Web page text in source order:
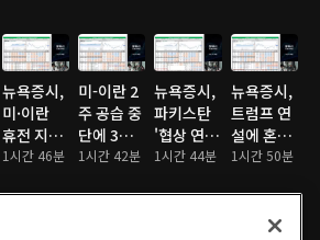
고치 경신
라
3.34%↑
뉴욕증시,
미·이란
휴전 지속
기대감에
스닥
1시간 46분
미-이란 2
주 공습 중
단에 3대
지수 일제
우
1시간 42분
뉴욕증시,
파키스탄
'협상 연
장' 요청에
감…나스
1시간 44분
뉴욕증시,
트럼프 연
설에 혼조
마감…테
5.4%↓
1시간 50분